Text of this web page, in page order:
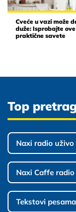
Cveće u vazi može
duže: Isprobajte ove
praktične savete
Top
Naxi radio uživo
Naxi Caffe radio
Tekstovi pesama